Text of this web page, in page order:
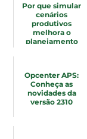
Por que simular
cenários
produtivos
melhora o
planejamento
Opcenter APS:
Conheça as
novidades da
versão 2310